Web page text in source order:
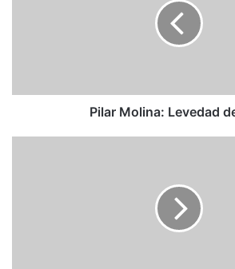
Pilar Molina: Levedad